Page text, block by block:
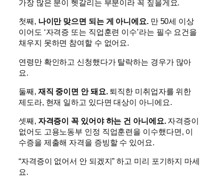
가장 많은 분이 헷갈리는 부분이라 꼭 짚을게요.
첫째, 나이만 맞으면 되는 게 아니에요.만 50세 이상
이어도 ‘자격증 또는 직업훈련 이수’라는 필수 요건을
채우지 못하면 참여할 수 없어요.
연령만 확인하고 신청했다가 탈락하는 경우가 많아
요.
둘째, 재직 중이면 안 돼요.퇴직한 미취업자를 위한
제도라, 현재 일하고 있다면 대상이 아니에요.
셋째, 자격증이 꼭 있어야 하는 건 아니에요.자격증이
없어도 고용노동부 인정 직업훈련을 이수했다면, 이
수증을 제출해 자격을 증빙할 수 있어요.
“자격증이 없어서 안 되겠지” 하고 미리 포기하지 마세
요.